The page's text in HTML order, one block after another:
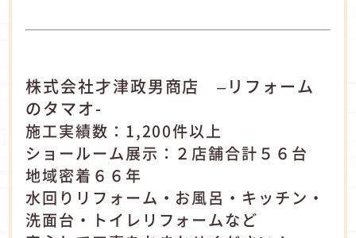
株式会社才津政男商店 –リフォーム
のタマオ-
施工実績数：1,200件以上
ショールーム展示：２店舗合計５６台
地域密着６６年
水回りリフォーム・お風呂・キッチン・
洗面台・トイレリフォームなど